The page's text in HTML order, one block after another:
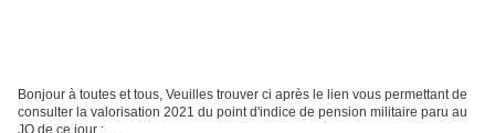
Bonjour à toutes et tous, Veuilles trouver ci après le lien vous permettant de
consulter la valorisation 2021 du point d'indice de pension militaire paru au
JO de ce jour :